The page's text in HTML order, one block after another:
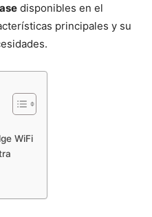
disponibles en el
principales y su
WiFi